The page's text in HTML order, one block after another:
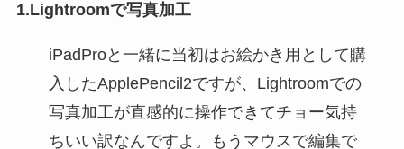
1.Lightroomで写真加工
iPadProと一緒に当初はお絵かき用として購
入したApplePencil2ですが、Lightroomでの
写真加工が直感的に操作できてチョー気持
ちいい訳なんですよ。もうマウスで編集で